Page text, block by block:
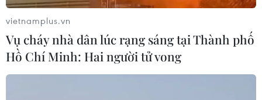
Mỹ và Bỉ bổ nhiệm điều phối viên ngăn
vietnamplus.vn
Vụ cháy nhà dân lúc rạng sáng tại Thành phố
Hồ Chí Minh: Hai người tử vong